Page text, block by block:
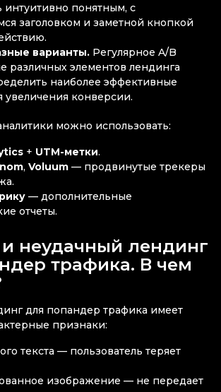
понятным, с
заголовком и заметной кнопкой
варианты. Регулярное A/B
различных элементов лендинга
наиболее эффективные
конверсии.
можно использовать:
+ UTM-метки.
,Voluum — продвинутые трекеры
— дополнительные
отчеты.
неудачный лендинг
трафика. В чем
для попандер трафика имеет
признаки:
текста — пользователь теряет
изображение — не передает